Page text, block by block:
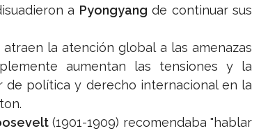
a Pyongyang de continuar sus
la atención global a las amenazas
aumentan las tensiones y la
de política y derecho internacional en la
(1901-1909) recomendaba "hablar